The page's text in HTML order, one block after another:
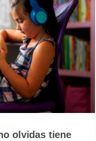
olvidas tiene